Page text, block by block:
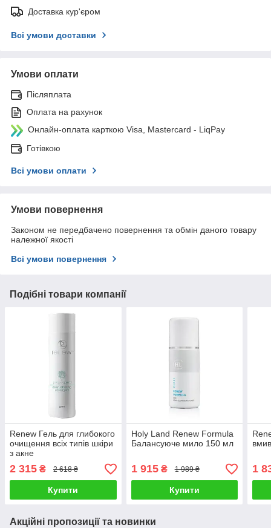
Доставка кур'єром
Всі умови доставки
Умови оплати
Післяплата
Оплата на рахунок
Онлайн-оплата карткою Visa, Mastercard - LiqPay
Готівкою
Всі умови оплати
Умови повернення
Законом не передбачено повернення та обмін даного товару
належної якості
Всі умови повернення
Подібні товари компанії
Renew Гель для глибокого
очищення всіх типів шкіри
з акне
2 315 ₴ 2 618 ₴
Купити
Holy Land Renew Formula
Балансуюче мило 150 мл
1 915₴ 1 989 ₴
Купити
1
Акційні пропозиції та новинки